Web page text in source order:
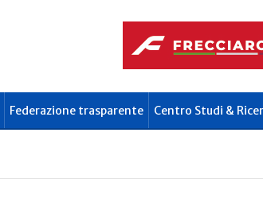
Federazione trasparente Centro Studi &